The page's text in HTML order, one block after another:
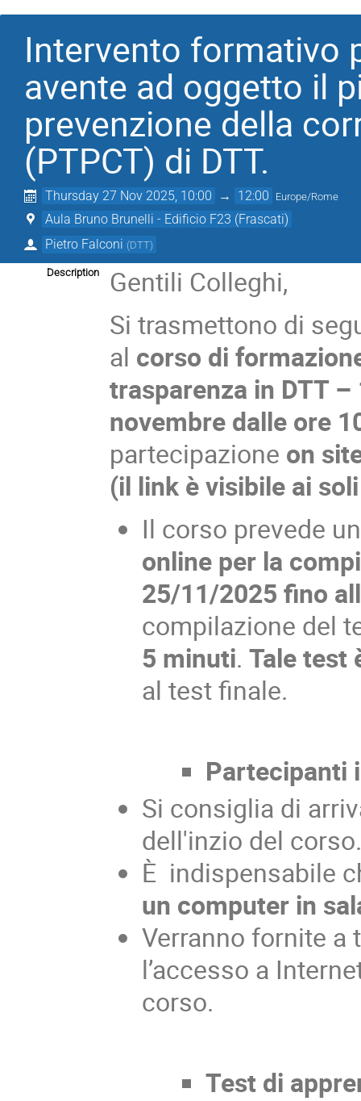
Intervento formativo
avente ad oggetto il
prevenzione della
(PTPCT) di DTT.
Thursday 27 Nov 2025, 10:00 → 12:00 Europe/Rome
Aula Bruno Brunelli - Edificio F23 (Frascati)
Pietro Falconi (DTT)
Description
Gentili Colleghi,
Si trasmettono di
al corso di
trasparenza in DTT –
novembre dalle ore
partecipazione on
(il link è visibile ai
Il corso prevede
online per la
25/11/2025 fino
compilazione del
5 minuti. Tale test
al test finale.
Partecipanti
Si consiglia di
dell'inzio del corso.
È indispensabile
un computer in
Verranno fornite
l’accesso a
corso.
Test di